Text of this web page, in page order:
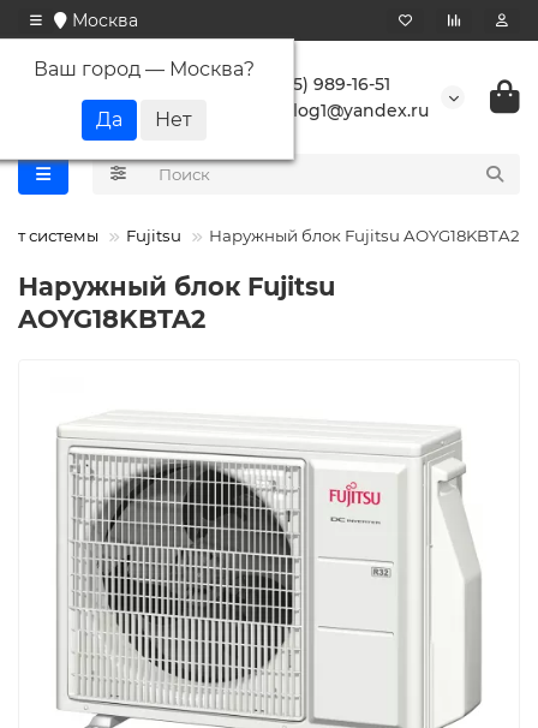
Москва
Ваш город — Москва?
+7 (495) 989-16-51
buranlog1@yandex.ru
системы Fujitsu Наружный блок Fujitsu AOYG18KBTA2
Наружный блок Fujitsu
AOYG18KBTA2